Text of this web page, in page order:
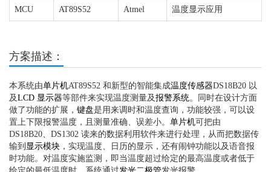
MCU AT89S52 Atmel 温度显示应用
方案描述：
本系统由单片机AT89S52 和新型的智能集成温度传感器DS18B20 以
及LCD 显示器等部件来实现温度测量及报警系统。同时在设计方面
做了功能的扩展， 键盘是用来调时和温度查询，功能较强，可以设
置上下限报警温度，且测量准确、误差小。 单片机可把由
DS18B20、DS1302 读来的数据利用软件来进行处理，从而把数据传
输到 显示模块 ，实现温度、日历的显示，还有闹钟功能以及语音报
时功能。对温度实施监测，即当温度超过给定的最高温度或者低于